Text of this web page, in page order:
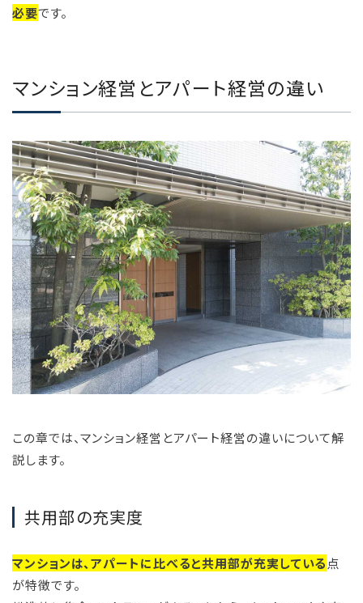
必要です。
マンション経営とアパート経営の違い
この章では、マンション経営とアパート経営の違いについて解
説します。
共用部の充実度
マンションは、アパートに比べると共用部が充実している点
が特徴です。